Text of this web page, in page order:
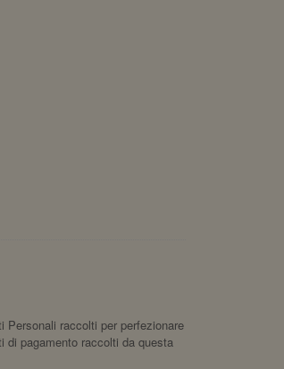
Personali raccolti per perfezionare
di pagamento raccolti da questa